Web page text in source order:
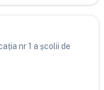
nr 1 a școlii de